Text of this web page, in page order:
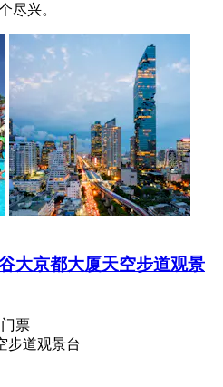
尽兴。
大京都大厦天空步道观景
票
步道观景台